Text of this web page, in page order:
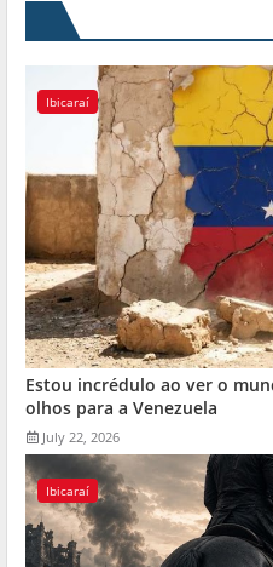
Ibicaraí
Estou incrédulo ao ver o
olhos para a Venezuela
July 22, 2026
Ibicaraí